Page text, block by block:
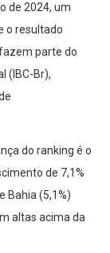
de 2024, um
o resultado
parte do
(IBC-Br),
do ranking é o
de 7,1%
Bahia (5,1%)
altas acima da